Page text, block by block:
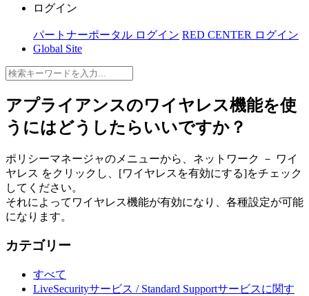
ログイン
パートナーポータル ログイン RED CENTER ログイン
Global Site
アプライアンスのワイヤレス機能を使
うにはどうしたらいいですか？
ポリシーマネージャのメニューから、ネットワーク － ワイ
ヤレス をクリックし、[ワイヤレスを有効にする]をチェック
してください。
それによってワイヤレス機能が有効になり、各種設定が可能
になります。
カテゴリー
すべて
LiveSecurityサービス / Standard Supportサービスに関す